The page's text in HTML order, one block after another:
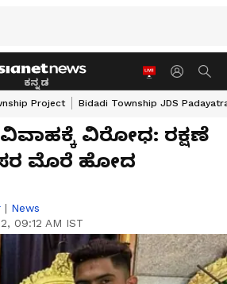
ಕನ್ನಡ
Project Bidadi Township JDS
ವಿರೋಧ: ರಕ್ಷಣೆ
ಮೊರೆ ಹೋದ
| News
09:12 AM IST